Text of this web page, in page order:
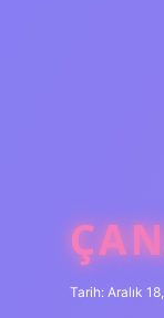
Tarih: Aralık